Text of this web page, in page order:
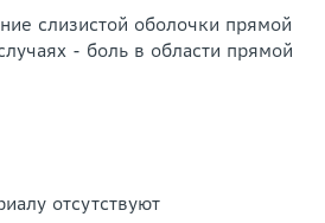
слизистой оболочки прямой
- боль в области прямой
отсутствуют